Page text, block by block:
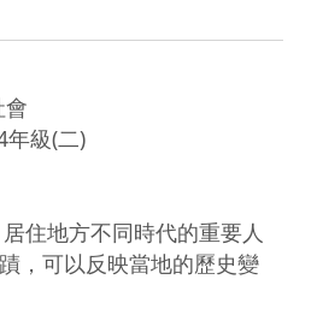
年級(二)
住地方不同時代的重要人
，可以反映當地的歷史變